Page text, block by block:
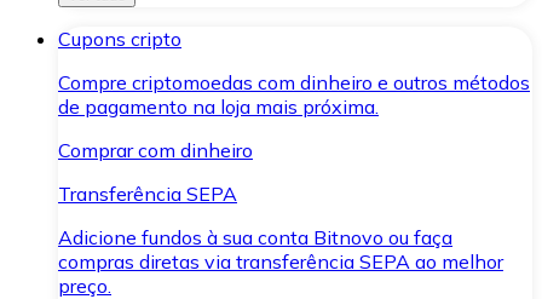
Cupons cripto
Compre criptomoedas com dinheiro e outros métodos
de pagamento na loja mais próxima.
Comprar com dinheiro
Transferência SEPA
Adicione fundos à sua conta Bitnovo ou faça
compras diretas via transferência SEPA ao melhor
preço.